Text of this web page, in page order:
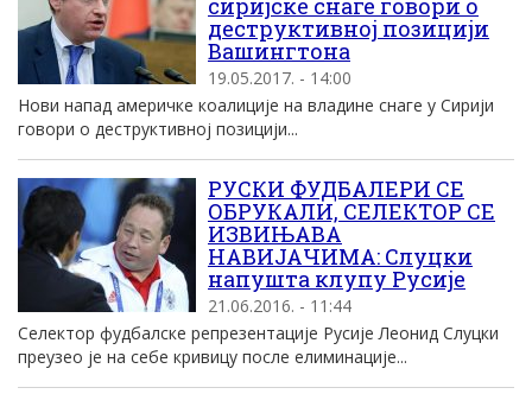
сиријске снаге говори о
деструктивној позицији
Вашингтона
19.05.2017. - 14:00
Нови напад америчке коалиције на владине снаге у Сирији
говори о деструктивној позицији...
РУСКИ ФУДБАЛЕРИ СЕ
ОБРУКАЛИ, СЕЛЕКТОР СЕ
ИЗВИЊАВА
НАВИЈАЧИМА: Слуцки
напушта клупу Русиjе
21.06.2016. - 11:44
Селектор фудбалске репрезентациjе Русиjе Леонид Слуцки
преузео jе на себе кривицу после елиминациjе...